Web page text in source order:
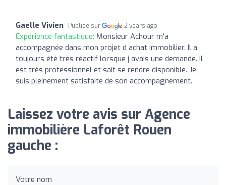
Gaelle Vivien Publiée sur 2 years ago
Expérience fantastique: Monsieur Achour m'a
accompagnée dans mon projet d achat immobilier. Il a
toujours été très réactif lorsque j avais une demande. Il
est très professionnel et sait se rendre disponible. Je
suis pleinement satisfaite de son accompagnement.
Laissez votre avis sur Agence
immobilière Laforêt Rouen
gauche :
Votre nom